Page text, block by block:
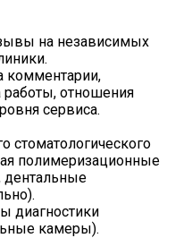
на независимых
комментарии,
работы, отношения
сервиса.
стоматологического
полимеризационные
дентальные
диагностики
камеры).